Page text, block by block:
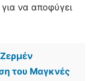
να αποφύγει
του Μαγκνές